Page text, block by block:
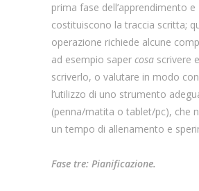
prima fase dell’apprendimento e
costituiscono la traccia scritta;
operazione richiede alcune
ad esempio saper cosa scrivere e
scriverlo, o valutare in modo
l’utilizzo di uno strumento
(penna/matita o tablet/pc), che
un tempo di allenamento e
Fase tre: Pianificazione.